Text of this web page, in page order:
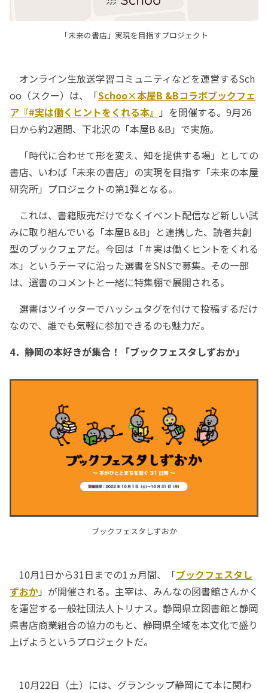
「未来の書店」実現を目指すプロジェクト
オンライン生放送学習コミュニティなどを運営するSch
oo（スクー）は、「Schoo×本屋B &Bコラボブックフェ
ア『#実は働くヒントをくれる本』 」を開催する。9月26
日から約2週間、下北沢の「本屋B &B」で実施。
「時代に合わせて形を変え、知を提供する場」としての
書店、いわば「未来の書店」の実現を目指す「未来の本屋
研究所」プロジェクトの第1弾となる。
これは、書籍販売だけでなくイベント配信など新しい試
みに取り組んでいる「本屋B &B」と連携した、読者共創
型のブックフェアだ。今回は「＃実は働くヒントをくれる
本」というテーマに沿った選書をSNSで募集。その一部
は、選書のコメントと一緒に特集棚で展開される。
選書はツイッターでハッシュタグを付けて投稿するだけ
なので、誰でも気軽に参加できるのも魅力だ。
4．静岡の本好きが集合！「ブックフェスタしずおか」
ブックフェスタしずおか
10月1日から31日までの1ヵ月間、「ブックフェスタし
ずおか」が開催される。主宰は、みんなの図書館さんかく
を運営する一般社団法人トリナス。静岡県立図書館と静岡
県書店商業組合の協力のもと、静岡県全域を本文化で盛り
上げようというプロジェクトだ。
10月22日（土）には、グランシップ静岡にて本に関わ